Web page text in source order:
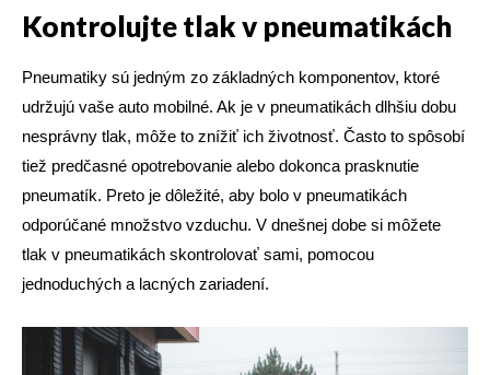
Kontrolujte tlak v pneumatikách
Pneumatiky sú jedným zo základných komponentov, ktoré
udržujú vaše auto mobilné. Ak je v pneumatikách dlhšiu dobu
nesprávny tlak, môže to znížiť ich životnosť. Často to spôsobí
tiež predčasné opotrebovanie alebo dokonca prasknutie
pneumatík. Preto je dôležité, aby bolo v pneumatikách
odporúčané množstvo vzduchu. V dnešnej dobe si môžete
tlak v pneumatikách skontrolovať sami, pomocou
jednoduchých a lacných zariadení.